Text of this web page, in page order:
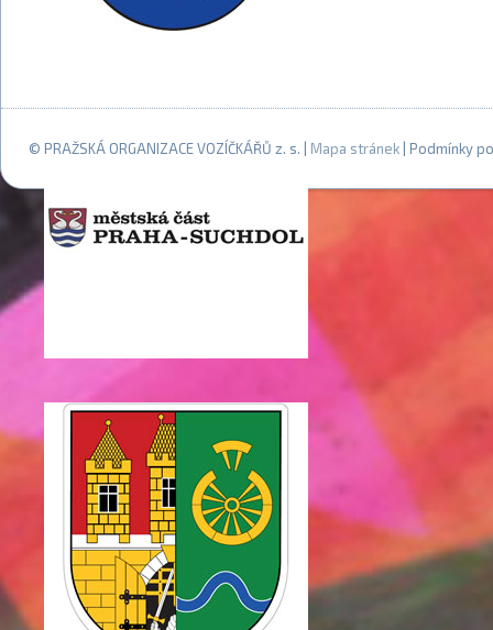
© PRAŽSKÁ ORGANIZACE VOZÍČKÁŘŮ z. s. | Mapa stránek | Podmínky